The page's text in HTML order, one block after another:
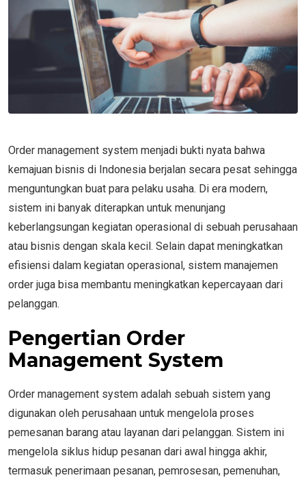
Order management system menjadi bukti nyata bahwa
kemajuan bisnis di Indonesia berjalan secara pesat sehingga
menguntungkan buat para pelaku usaha. Di era modern,
sistem ini banyak diterapkan untuk menunjang
keberlangsungan kegiatan operasional di sebuah perusahaan
atau bisnis dengan skala kecil. Selain dapat meningkatkan
efisiensi dalam kegiatan operasional, sistem manajemen
order juga bisa membantu meningkatkan kepercayaan dari
pelanggan.
Pengertian Order
Management System
Order management system adalah sebuah sistem yang
digunakan oleh perusahaan untuk mengelola proses
pemesanan barang atau layanan dari pelanggan. Sistem ini
mengelola siklus hidup pesanan dari awal hingga akhir,
termasuk penerimaan pesanan, pemrosesan, pemenuhan,